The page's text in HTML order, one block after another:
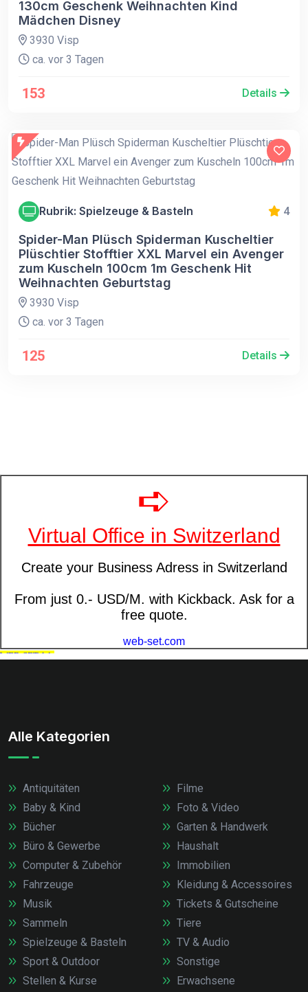
130cm Geschenk Weihnachten Kind
Mädchen Disney
3930 Visp
ca. vor 3 Tagen
153 Details
Rubrik: Spielzeuge & Basteln 4
Spider-Man Plüsch Spiderman Kuscheltier
Plüschtier Stofftier XXL Marvel ein Avenger
zum Kuscheln 100cm 1m Geschenk Hit
Weihnachten Geburtstag
3930 Visp
ca. vor 3 Tagen
125 Details
Alle Kategorien
Antiquitäten
Baby & Kind
Bücher
Büro & Gewerbe
Computer & Zubehör
Fahrzeuge
Filme
Foto & Video
Garten & Handwerk
Haushalt
Immobilien
Kleidung & Accessoires
Musik
Sammeln
Spielzeuge & Basteln
Sport & Outdoor
Stellen & Kurse
Tickets & Gutscheine
Tiere
TV & Audio
Sonstige
Erwachsene